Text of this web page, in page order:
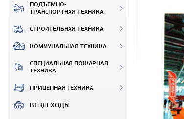
ПОДЪЕМНО-
ТРАНСПОРТНАЯ ТЕХНИКА
СТРОИТЕЛЬНАЯ ТЕХНИКА
КОММУНАЛЬНАЯ ТЕХНИКА
СПЕЦИАЛЬНАЯ ПОЖАРНАЯ
ТЕХНИКА
ПРИЦЕПНАЯ ТЕХНИКА
ВЕЗДЕХОДЫ